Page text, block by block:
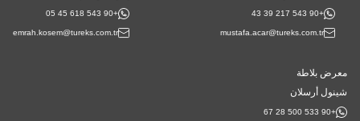
+90 543 217 39 43
mustafa.acar@tureks.com.tr
+90 543 618 45 05
emrah.kosem@tureks.com.tr
معرض بلاطة
شينول أرسلان
+90 533 500 28 67